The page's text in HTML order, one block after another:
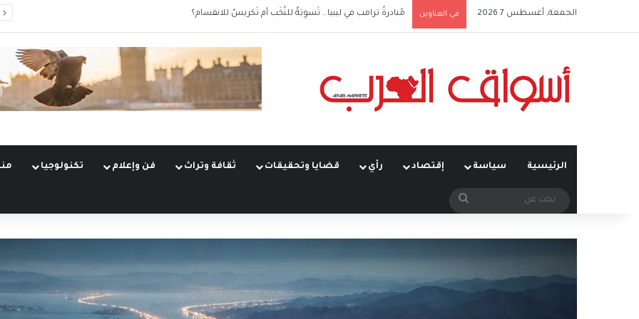
الجمعة, أغسطس 7 2026 في العناوين مُبادرةُ ترامب في ليبيا… تَسوِيَةٌ للنُخَب أم تَكريسٌ للانقسام؟
الرئيسية سياسة إقتصاد رأي قضايا وتحقيقات ثقافة وتراث فن وإعلام تكنولوجيا
بحث